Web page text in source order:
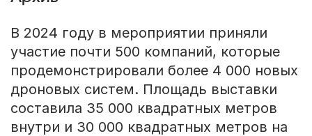
В 2024 году в мероприятии приняли
участие почти 500 компаний, которые
продемонстрировали более 4 000 новых
дроновых систем. Площадь выставки
составила 35 000 квадратных метров
внутри и 30 000 квадратных метров на